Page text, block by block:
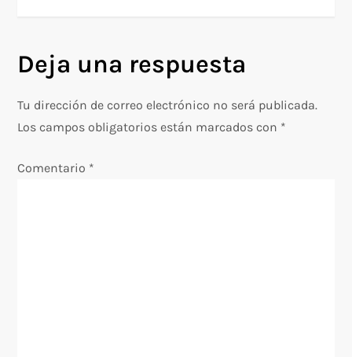
g
a
Deja una respuesta
Tu dirección de correo electrónico no será publicada.
Los campos obligatorios están marcados con *
Comentario *